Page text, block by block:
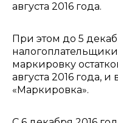
августа 2016 года.
При этом до 5
маркировку
августа 2016 года,
«Маркировка».